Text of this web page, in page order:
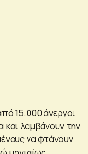
15.000 άνεργοι
και λαμβάνουν την
να φτάνουν